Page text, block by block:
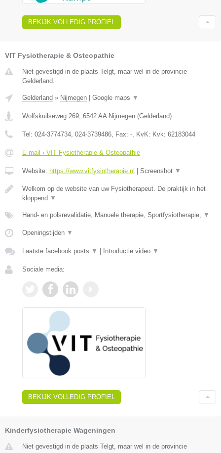
BEKIJK VOLLEDIG PROFIEL
VIT Fysiotherapie & Osteopathie
Niet gevestigd in de plaats Telgt, maar wel in de provincie
Gelderland.
Gelderland » Nijmegen Google maps ▼
Wolfskuilseweg 269, 6542 AA Nijmegen (Gelderland)
Tel: 024-3774734, 024-3739486, Fax: -, KvK: Kvk: 62183044
E-mail › VIT Fysiotherapie & Osteopathie
Website: https://www.vitfysiotherapie.nl Screenshot ▼
Welkom op de website van uw Fysiotherapeut. De praktijk in het
kloppend ▼
Hand- en polsrevalidatie, Manuele therapie, Sportfysiotherapie, ▼
Openingstijden ▼
Laatste facebook posts ▼ Introductie video ▼
Sociale media:
BEKIJK VOLLEDIG PROFIEL
Kinderfysiotherapie Wageningen
Niet gevestigd in de plaats Telgt, maar wel in de provincie